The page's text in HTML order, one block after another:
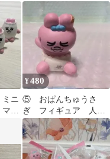
３セア
ミニ
マス
¥480
⑤ おぱんちゅうさ
ぎ フィギュア 人
形 おもちゃ インテ
リア 飾り マスコッ
ト